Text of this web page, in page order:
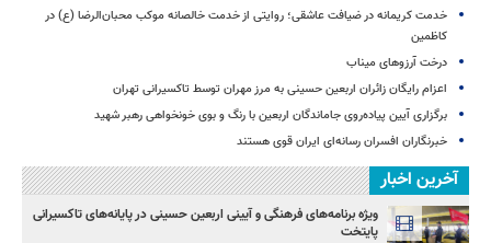
خدمت کریمانه در ضیافت عاشقی؛ روایتی از خدمت خالصانه موکب محبان‌الرضا (ع) در
کاظمین
درخت آرزوهای میناب
اعزام رایگان زائران اربعین حسینی به مرز مهران توسط تاکسیرانی تهران
برگزاری آیین پیاده‌روی جاماندگان اربعین با رنگ و بوی خونخواهی رهبر شهید
خبرنگاران افسران رسانه‌ای ایران قوی هستند
آخرین اخبار
ویژه برنامه‌های فرهنگی و آیینی اربعین حسینی در پایانه‌های تاکسیرانی
پایتخت